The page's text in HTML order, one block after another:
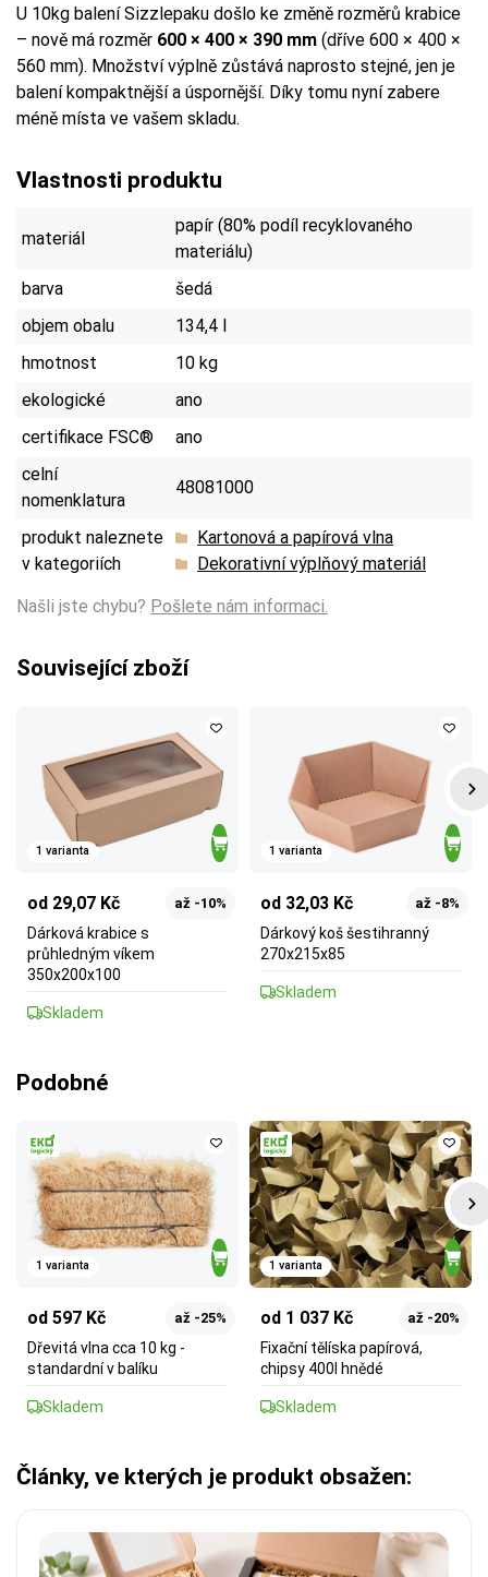
U 10kg balení Sizzlepaku došlo ke změně rozměrů krabice
– nově má rozměr 600 × 400 × 390 mm (dříve 600 × 400 ×
560 mm). Množství výplně zůstává naprosto stejné, jen je
balení kompaktnější a úspornější. Díky tomu nyní zabere
méně místa ve vašem skladu.
Vlastnosti produktu
materiál
papír (80% podíl recyklovaného
materiálu)
barva
šedá
objem obalu
134,4 l
hmotnost
10 kg
ekologické
ano
certifikace FSC®
ano
celní
nomenklatura
48081000
produkt naleznete
v kategoriích
Kartonová a papírová vlna
Dekorativní výplňový materiál
Našli jste chybu? Pošlete nám informaci.
Související zboží
1 varianta
od 29,07 Kč až -10%
Dárková krabice s
průhledným víkem
350x200x100
Skladem
1 varianta
od 32,03 Kč až -8%
Dárkový koš šestihranný
270x215x85
Skladem
Podobné
1 varianta
od 597 Kč až -25%
Dřevitá vlna cca 10 kg -
standardní v balíku
Skladem
1 varianta
od 1 037 Kč až -20%
Fixační tělíska papírová,
chipsy 400l hnědé
Skladem
Články, ve kterých je produkt obsažen: